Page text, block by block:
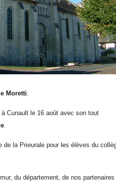
Moretti
Cunault le 16 août avec son tout
.
de la Prieurale pour les élèves du
du département, de nos